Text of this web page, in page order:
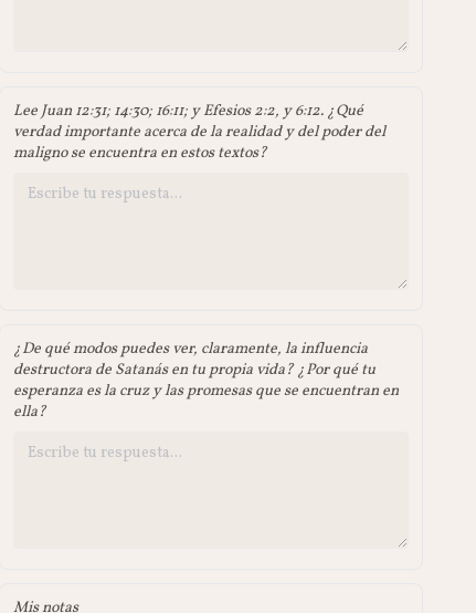
Lee Juan 12:31; 14:30; 16:11; y Efesios 2:2, y 6:12. ¿Qué
verdad importante acerca de la realidad y del poder del
maligno se encuentra en estos textos?
¿De qué modos puedes ver, claramente, la influencia
destructora de Satanás en tu propia vida? ¿Por qué tu
esperanza es la cruz y las promesas que se encuentran en
ella?
Mis notas